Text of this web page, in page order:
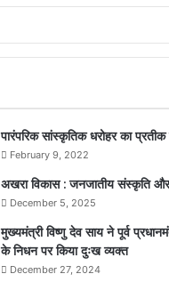
​​​​​​​पारंपरिक सांस्कृतिक धरोहर का
February 9, 2022
अखरा विकास : जनजातीय संस्कृति
December 5, 2025
मुख्यमंत्री विष्णु देव साय ने पूर्व
के निधन पर किया दुःख व्यक्त
December 27, 2024